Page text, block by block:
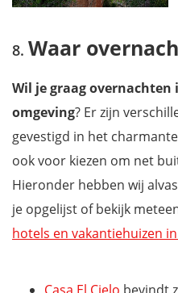
Waar
Wil je graag
omgeving? Er zijn
gevestigd in het
ook voor kiezen om net
Hieronder hebben wij
je opgelijst of bekijk
hotels en vakantiehuizen